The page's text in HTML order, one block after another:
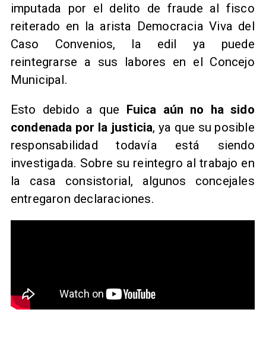
imputada por el delito de fraude al fisco
reiterado en la arista Democracia Viva del
Caso Convenios, la edil ya puede
reintegrarse a sus labores en el Concejo
Municipal.
Esto debido a que Fuica aún no ha sido
condenada por la justicia, ya que su posible
responsabilidad todavía está siendo
investigada. Sobre su reintegro al trabajo en
la casa consistorial, algunos concejales
entregaron declaraciones.